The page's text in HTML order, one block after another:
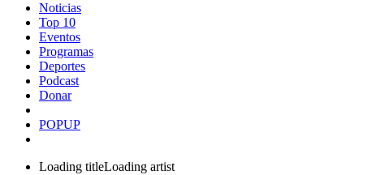
Noticias
Top 10
Eventos
Programas
Deportes
Podcast
Donar
POPUP
Loading titleLoading artist